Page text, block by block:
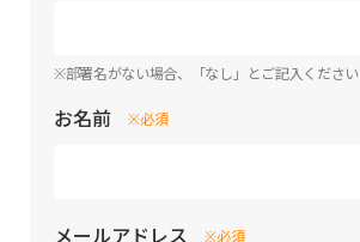
※部署名がない場合、「なし」とご記入ください
お名前 ※必須
メールアドレス ※必須